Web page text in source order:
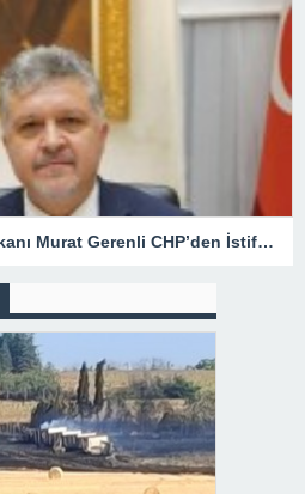
Lüleburgaz Belediye Başkanı Murat Gerenli CHP’den İstifa Etti